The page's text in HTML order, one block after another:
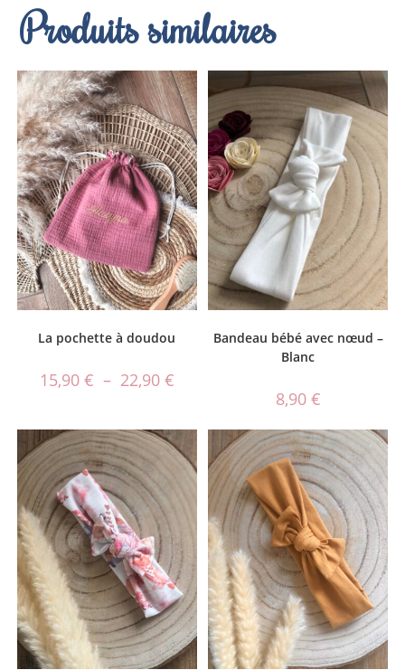
Produits similaires
La pochette à doudou
15,90 € – 22,90 €
Bandeau bébé avec nœud –
Blanc
8,90 €